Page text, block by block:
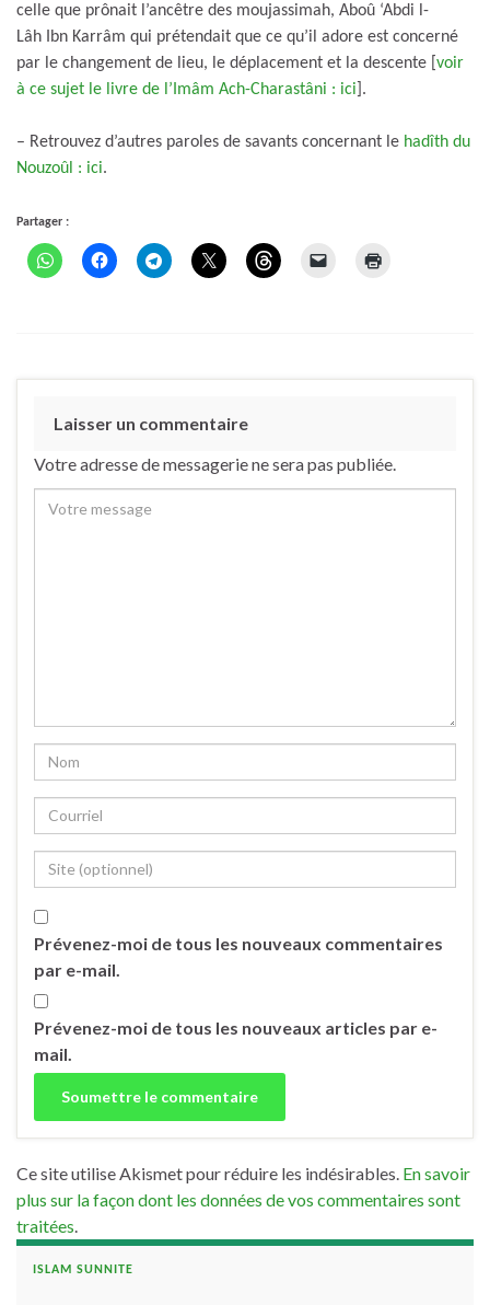
celle que prônait l’ancêtre des moujassimah, Aboû ‘Abdi l-
Lâh Ibn Karrâm qui prétendait que ce qu’il adore est concerné
par le changement de lieu, le déplacement et la descente [ voir
à ce sujet le livre de l’Imâm Ach-Charastâni : ici ].
– Retrouvez d’autres paroles de savants concernant le hadîth du
Nouzoûl : ici.
Partager :
Laisser un commentaire
Votre adresse de messagerie ne sera pas publiée.
Prévenez-moi de tous les nouveaux commentaires
par e-mail.
Prévenez-moi de tous les nouveaux articles par e-
mail.
Ce site utilise Akismet pour réduire les indésirables. En savoir
plus sur la façon dont les données de vos commentaires sont
traitées
ISLAM SUNNITE